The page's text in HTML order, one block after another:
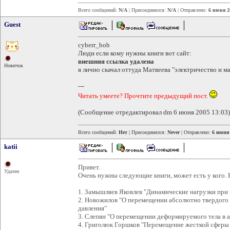
Всего сообщений: N/A | Присоединился: N/A | Отправлено: 6 июня
Guest
Новичок
cyberr_bob
Люди если кому нужны книги вот сайт:
внешняя ссылка удалена
я лично скачал оттуда Матвеева "электричество и
---
Читать умеете? Прочтите предыдущий пост.
(Сообщение отредактировал dm 6 июня 2005 13:03)
Всего сообщений: Нет | Присоединился: Never| Отправлено: 6 июня
katii
Удален
Привет.
Очень нужны следующие книги, может есть у кого.
1. Замышляев Яковлев "Динамические нагрузки
2. Новожилов "О перемещении абсолютно твердого
давления"
3. Слепян "О перемещении деформируемого тела в
4. Григолюк Горшков "Перемещение жесткой сферы